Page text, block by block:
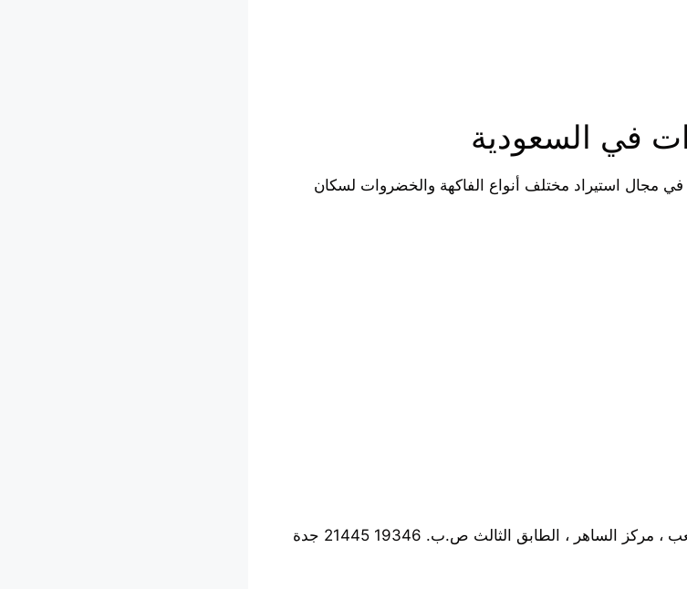
في السعودية
في مجال استيراد مختلف أنواع الفاكهة والخضروات لسكان
الساهر ، الطابق الثالث ص.ب. 19346 21445 جدة